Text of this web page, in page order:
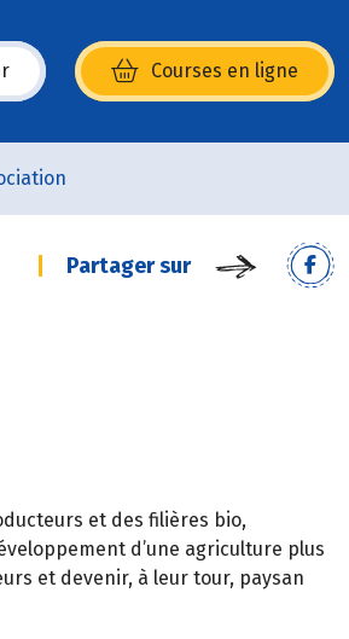
Courses en ligne
nouvelle fenêtre)
Partager sur
et des filières bio,
d’une agriculture plus
et devenir, à leur tour, paysan